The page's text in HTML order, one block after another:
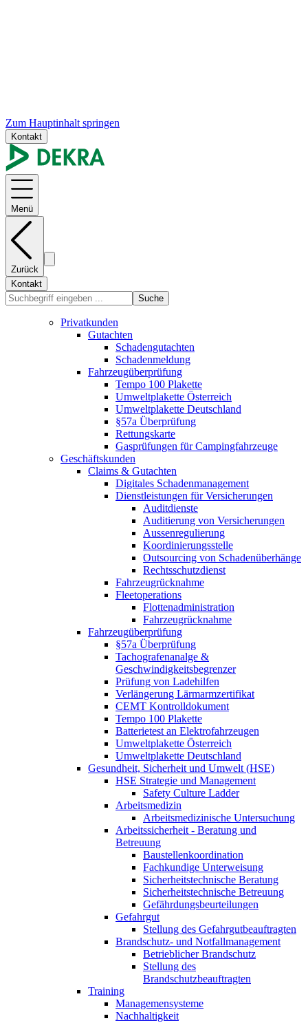
Zum Hauptinhalt springen
Kontakt
Menü
Zurück
Kontakt
Suche
Privatkunden
Gutachten
Schadengutachten
Schadenmeldung
Fahrzeugüberprüfung
Tempo 100 Plakette
Umweltplakette Österreich
Umweltplakette Deutschland
§57a Überprüfung
Rettungskarte
Gasprüfungen für Campingfahrzeuge
Geschäftskunden
Claims & Gutachten
Digitales Schadenmanagement
Dienstleistungen für Versicherungen
Auditdienste
Auditierung von Versicherungen
Aussenregulierung
Koordinierungsstelle
Outsourcing von Schadenüberhänge
Rechtsschutzdienst
Fahrzeugrücknahme
Fleetoperations
Flottenadministration
Fahrzeugrücknahme
Fahrzeugüberprüfung
§57a Überprüfung
Tachografenanalge &
Geschwindigkeitsbegrenzer
Prüfung von Ladehilfen
Verlängerung Lärmarmzertifikat
CEMT Kontrolldokument
Tempo 100 Plakette
Batterietest an Elektrofahrzeugen
Umweltplakette Österreich
Umweltplakette Deutschland
Gesundheit, Sicherheit und Umwelt (HSE)
HSE Strategie und Management
Safety Culture Ladder
Arbeitsmedizin
Arbeitsmedizinische Untersuchung
Arbeitssicherheit - Beratung und
Betreuung
Baustellenkoordination
Fachkundige Unterweisung
Sicherheitstechnische Beratung
Sicherheitstechnische Betreuung
Gefährdungsbeurteilungen
Gefahrgut
Stellung des Gefahrgutbeauftragten
Brandschutz- und Notfallmanagement
Betrieblicher Brandschutz
Stellung des
Brandschutzbeauftragten
Training
Managemensysteme
Nachhaltigkeit